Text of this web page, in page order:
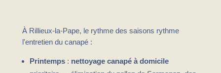
À Rillieux-la-Pape, le rythme des saisons rythme
l'entretien du canapé :
Printemps: nettoyage canapé à domicile